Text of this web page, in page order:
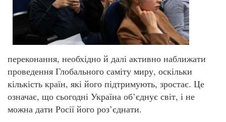
переконання, необхідно й далі активно наближати
проведення Глобального саміту миру, оскільки
кількість країн, які його підтримують, зростає. Це
означає, що сьогодні Україна об’єднує світ, і не
можна дати Росії його роз’єднати.